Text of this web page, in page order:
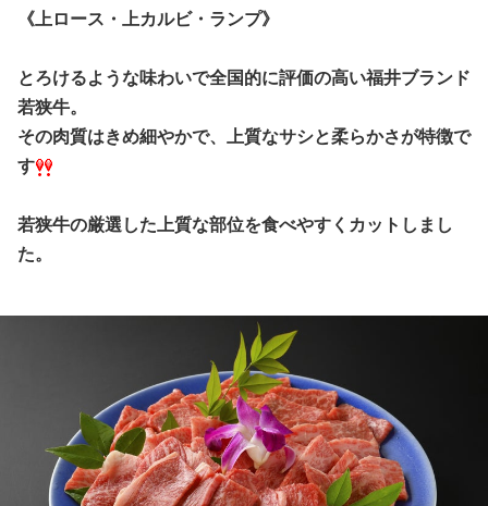
《上ロース・上カルビ・ランプ》
とろけるような味わいで全国的に評価の高い福井ブランド
若狭牛。
その肉質はきめ細やかで、上質なサシと柔らかさが特徴で
す
若狭牛の厳選した上質な部位を食べやすくカットしまし
た。